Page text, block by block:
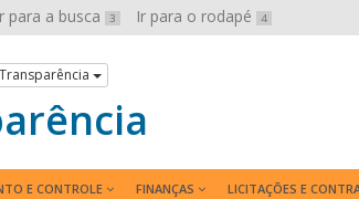
para a busca 3 Ir para o rodapé 4
E CONTROLE FINANÇAS LICITAÇÕES E